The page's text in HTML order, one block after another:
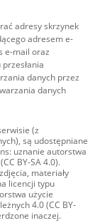
adresy skrzynek
adresem e-
e-mail oraz
danych przez
danych
(z
są udostępniane
uznanie autorstwa
BY-SA 4.0).
materiały
licencji typu
użycie
4.0 (CC BY-
inaczej.